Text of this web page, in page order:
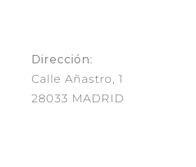
Dirección:
Calle Añastro, 1
28033 MADRID